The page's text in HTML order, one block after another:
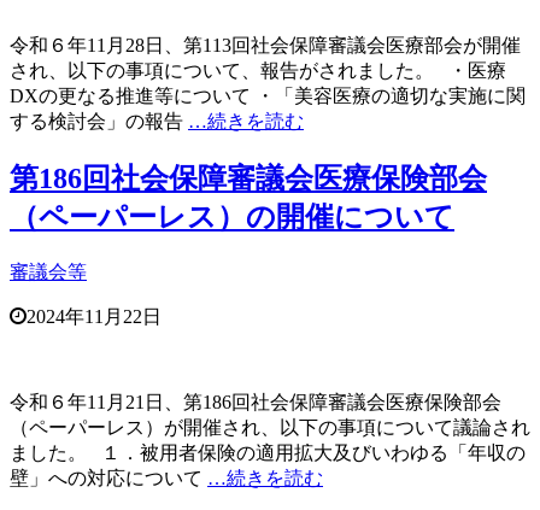
令和６年11月28日、第113回社会保障審議会医療部会が開催
され、以下の事項について、報告がされました。 ・医療
DXの更なる推進等について ・「美容医療の適切な実施に関
する検討会」の報告 …続きを読む
第186回社会保障審議会医療保険部会
（ペーパーレス）の開催について
審議会等
2024年11月22日
令和６年11月21日、第186回社会保障審議会医療保険部会
（ペーパーレス）が開催され、以下の事項について議論され
ました。 １．被用者保険の適用拡大及びいわゆる「年収の
壁」への対応について …続きを読む